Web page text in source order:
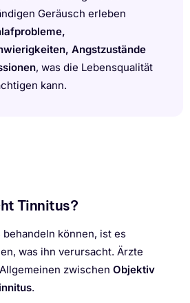
Geräusch erleben
Angstzustände
, was die Lebensqualität
kann.
Tinnitus?
können, ist es
was ihn verursacht. Ärzte
zwischen Objektiv
.